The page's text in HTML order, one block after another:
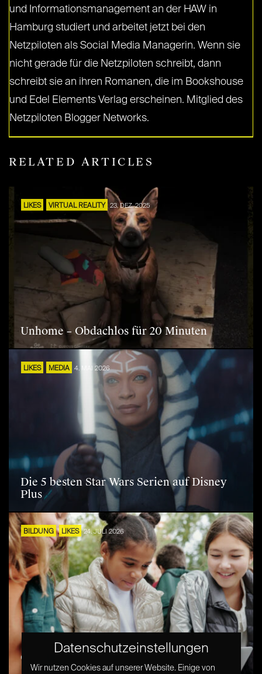
und Informationsmanagement an der HAW in
Hamburg studiert und arbeitet jetzt bei den
Netzpiloten als Social Media Managerin. Wenn sie
nicht gerade für die Netzpiloten schreibt, dann
schreibt sie an ihren Romanen, die im Bookshouse
und Edel Elements Verlag erscheinen. Mitglied des
Netzpiloten Blogger Networks.
RELATED ARTICLES
LIKES VIRTUAL REALITY 23. DEZ. 2025
Unhome – Obdachlos für 20 Minuten
LIKES MEDIA 4. MAI 2026
Die 5 besten Star Wars Serien auf Disney
Plus
BILDUNG LIKES 24. JULI 2026
Girls Go STEM
Datenschutzeinstellungen
Wir nutzen Cookies auf unserer Website. Einige von